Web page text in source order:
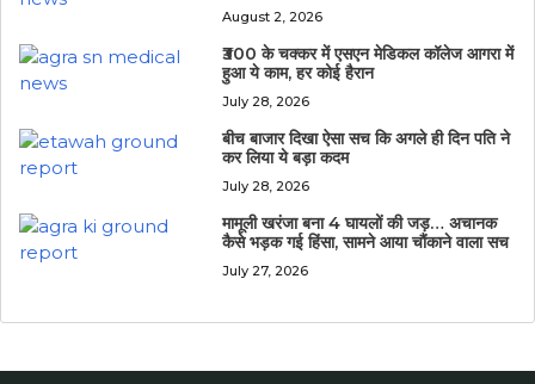
August 2, 2026
₹300 के चक्कर में एसएन मेडिकल कॉलेज आगरा में
हुआ ये काम, हर कोई हैरान
July 28, 2026
बीच बाजार दिखा ऐसा सच कि अगले ही दिन पति ने
कर लिया ये बड़ा कदम
July 28, 2026
मामूली खरंजा बना 4 घायलों की जड़… अचानक
कैसे भड़क गई हिंसा, सामने आया चौंकाने वाला सच
July 27, 2026